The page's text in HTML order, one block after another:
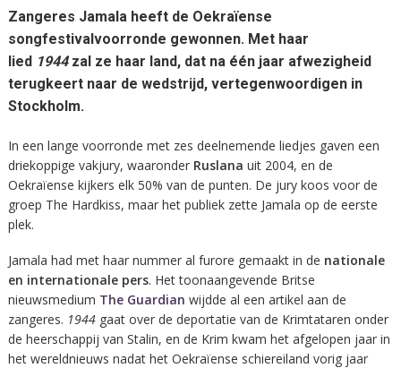
Zangeres Jamala heeft de Oekraïense
songfestivalvoorronde gewonnen. Met haar
lied 1944 zal ze haar land, dat na één jaar afwezigheid
terugkeert naar de wedstrijd, vertegenwoordigen in
Stockholm.
In een lange voorronde met zes deelnemende liedjes gaven een
driekoppige vakjury, waaronder Ruslana uit 2004, en de
Oekraïense kijkers elk 50% van de punten. De jury koos voor de
groep The Hardkiss, maar het publiek zette Jamala op de eerste
plek.
Jamala had met haar nummer al furore gemaakt in de nationale
en internationale pers. Het toonaangevende Britse
nieuwsmedium The Guardian wijdde al een artikel aan de
zangeres. 1944 gaat over de deportatie van de Krimtataren onder
de heerschappij van Stalin, en de Krim kwam het afgelopen jaar in
het wereldnieuws nadat het Oekraïense schiereiland vorig jaar